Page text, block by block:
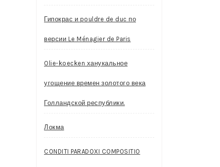
Гипокрас и pouldre de duc по
версии Le Ménagier de Paris
Olie-koecken ханукальное
угощение времен золотого века
Голландской республики.
Локма
CONDITI PARADOXI COMPOSITIO